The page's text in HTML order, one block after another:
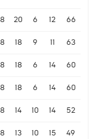
20 6 12 66
18 9 11 63
18 6 14 60
18 6 14 60
14 10 14 52
13 10 15 49